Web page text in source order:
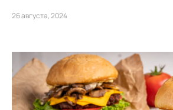
26 августа, 2024